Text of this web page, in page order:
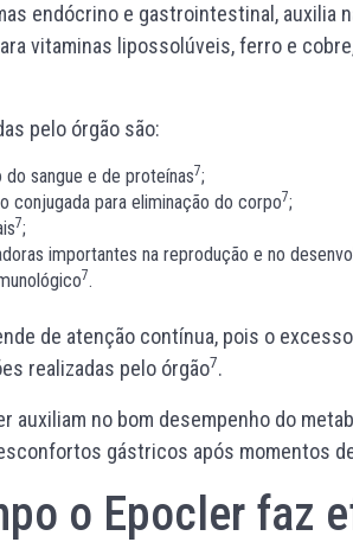
endócrino e gastrointestinal, auxilia
vitaminas lipossolúveis, ferro e
pelo órgão são:
sangue e de proteínas7;
conjugada para eliminação do corpo7;
7;
importantes na reprodução e no
7.
de atenção contínua, pois o
realizadas pelo órgão7.
auxiliam no bom desempenho do
gástricos após momentos
o Epocler faz